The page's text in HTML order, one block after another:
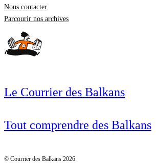
Nous contacter
Parcourir nos archives
Le Courrier des Balkans
Tout comprendre des Balkans
© Courrier des Balkans 2026